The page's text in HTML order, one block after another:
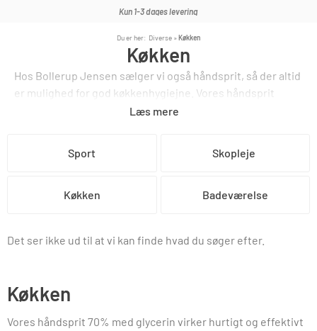
Kun 1-3 dages levering
Køkken
Du er her: Diverse »Køkken
Hos Bollerup Jensen sælger vi også håndsprit, så der altid
er mulighed for god køkkenhygiejne. Vores håndsprit
findes både i en 1 liters flaske og en 5 liters dunk.
Læs mere
Sport Skopleje
Køkken Badeværelse
Det ser ikke ud til at vi kan finde hvad du søger efter.
Køkken
Vores håndsprit 70% med glycerin virker hurtigt og effektivt